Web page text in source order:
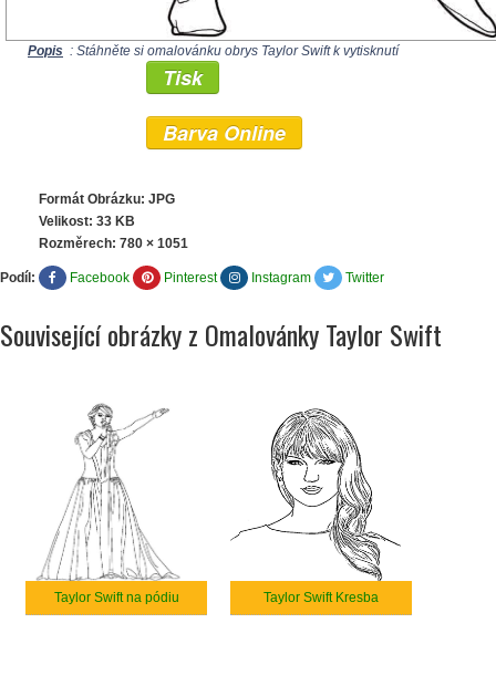
Popis : Stáhněte si omalovánku obrys Taylor Swift k vytisknutí
Tisk
Barva Online
Formát Obrázku: JPG
Velikost: 33 KB
Rozměrech: 780 × 1051
Podíl: Facebook Pinterest Instagram Twitter
Související obrázky z Omalovánky Taylor Swift
Taylor Swift na pódiu Taylor Swift Kresba